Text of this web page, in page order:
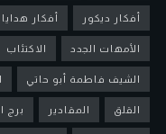
أفكار ديكور أفكار هدايا
الأمهات الجدد الاكتئاب
الشيف فاطمة أبو حاتي
القلق المقادير برج